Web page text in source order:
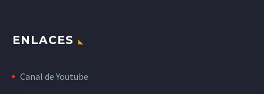
ENLACES
Canal de Youtube